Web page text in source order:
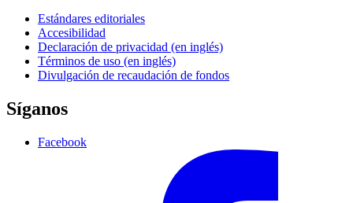
Estándares editoriales
Accesibilidad
Declaración de privacidad (en inglés)
Términos de uso (en inglés)
Divulgación de recaudación de fondos
Síganos
Facebook